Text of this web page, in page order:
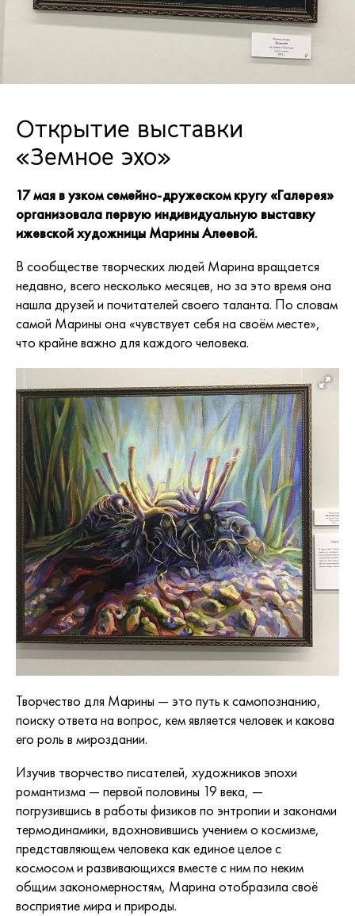
Открытие выставки
«Земное эхо»
17 мая в узком семейно-дружеском кругу «Галерея»
организовала первую индивидуальную выставку
ижевской художницы Марины Алеевой.
В сообществе творческих людей Марина вращается
недавно, всего несколько месяцев, но за это время она
нашла друзей и почитателей своего таланта. По словам
самой Марины она «чувствует себя на своём месте»,
что крайне важно для каждого человека.
Творчество для Марины — это путь к самопознанию,
поиску ответа на вопрос, кем является человек и какова
его роль в мироздании.
Изучив творчество писателей, художников эпохи
романтизма — первой половины 19 века, —
погрузившись в работы физиков по энтропии и законами
термодинамики, вдохновившись учением о космизме,
представляющем человека как единое целое с
космосом и развивающихся вместе с ним по неким
общим закономерностям, Марина отобразила своё
восприятие мира и природы.